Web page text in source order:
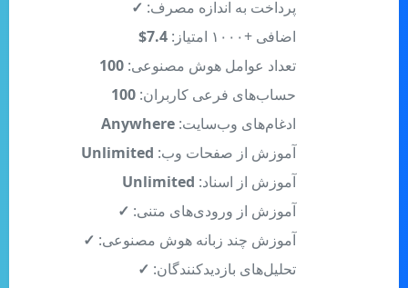
اضافی +۱۰۰۰ امتیاز:
7.4$
تعداد عوامل هوش مصنوعی:
حساب‌های فرعی کاربران:100
ادغام‌های وب‌سایت:Anywhere
آموزش از صفحات وب:Unlimited
آموزش از اسناد:Unlimited
آموزش از ورودی‌های متنی:✓
آموزش چند زبانه هوش مصنوعی:
تحلیل‌های بازدیدکنندگان:✓
دسترسی API: Full